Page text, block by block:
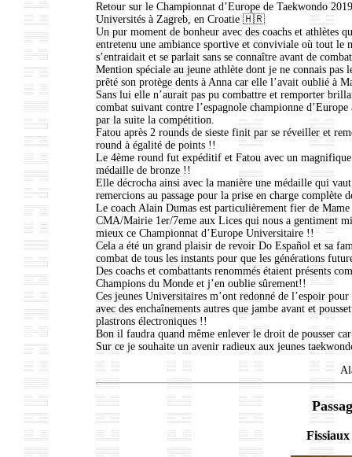
Retour sur le Championnat d’Europe de Taekwondo
Universités à Zagreb, en Croatie 🇭🇷
Un pur moment de bonheur avec des coachs et athlètes
entretenu une ambiance sportive et conviviale où tout le
s’entraidait et se parlait sans se connaître avant de
Mention spéciale au jeune athlète dont je ne connais pas
prêté son protège dents à Anna car elle l’avait oublié à
Sans lui elle n’aurait pas pu combattre et remporter
combat suivant contre l’espagnole championne
par la suite la compétition.
Fatou après 2 rounds de sieste finit par se réveiller et
round à égalité de points !!
Le 4ème round fut expéditif et Fatou avec un
médaille de bronze !!
Elle décrocha ainsi avec la manière une médaille qui
remercions au passage pour la prise en charge complète
Le coach Alain Dumas est particulièrement fier de
CMA/Mairie 1er/7eme aux Lices qui nous a gentiment
mieux ce Championnat d’Europe Universitaire !!
Cela a été un grand plaisir de revoir Do Español et sa
combat de tous les instants pour que les générations
Des coachs et combattants renommés étaient présents
Champions du Monde et j’en oublie sûrement!!
Ces jeunes Universitaires m’ont redonné de l’espoir
avec des enchaînements autres que jambe avant et
plastrons électroniques !!
Bon il faudra quand même enlever le droit de pousser
Sur ce je souhaite un avenir radieux aux jeunes
Fissiaux